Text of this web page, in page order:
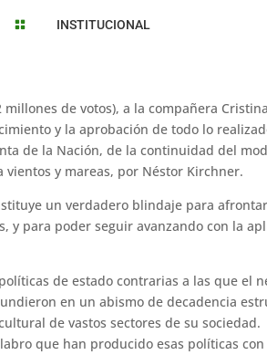
 INSTITUCIONAL
de votos), a la compañera
y la aprobación de todo lo
de la Nación, de la continuidad del
y mareas, por Néstor Kirchner.
un verdadero blindaje para
y para poder seguir avanzando con la
de estado contrarias a las que el
en un abismo de decadencia
de vastos sectores de su sociedad.
que han producido esas políticas con